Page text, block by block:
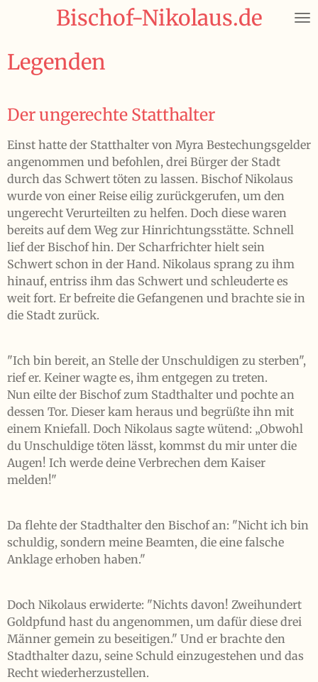
Bischof-Nikolaus.de
Legenden
Der ungerechte Statthalter
Einst hatte der Statthalter von Myra Bestechungsgelder
angenommen und befohlen, drei Bürger der Stadt
durch das Schwert töten zu lassen. Bischof Nikolaus
wurde von einer Reise eilig zurückgerufen, um den
ungerecht Verurteilten zu helfen. Doch diese waren
bereits auf dem Weg zur Hinrichtungsstätte. Schnell
lief der Bischof hin. Der Scharfrichter hielt sein
Schwert schon in der Hand. Nikolaus sprang zu ihm
hinauf, entriss ihm das Schwert und schleuderte es
weit fort. Er befreite die Gefangenen und brachte sie in
die Stadt zurück.
"Ich bin bereit, an Stelle der Unschuldigen zu sterben",
rief er. Keiner wagte es, ihm entgegen zu treten.
Nun eilte der Bischof zum Stadthalter und pochte an
dessen Tor. Dieser kam heraus und begrüßte ihn mit
einem Kniefall. Doch Nikolaus sagte wütend: „Obwohl
du Unschuldige töten lässt, kommst du mir unter die
Augen! Ich werde deine Verbrechen dem Kaiser
melden!"
Da flehte der Stadthalter den Bischof an: "Nicht ich bin
schuldig, sondern meine Beamten, die eine falsche
Anklage erhoben haben."
Doch Nikolaus erwiderte: "Nichts davon! Zweihundert
Goldpfund hast du angenommen, um dafür diese drei
Männer gemein zu beseitigen." Und er brachte den
Stadthalter dazu, seine Schuld einzugestehen und das
Recht wiederherzustellen.